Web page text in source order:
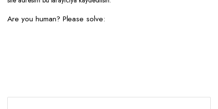
Are you human? Please solve: